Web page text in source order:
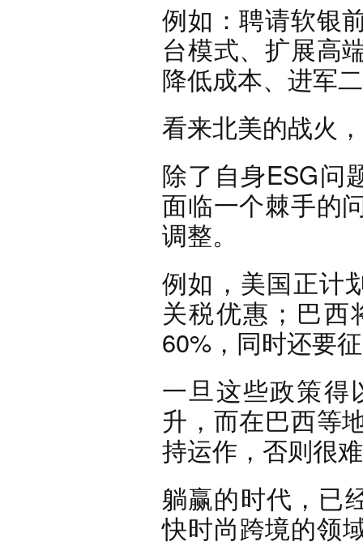
例如：聘请软银
台模式、扩展高
降低成本、进军
看来北美的战火
除了自身ESG问
面临一个棘手的
调整。
例如，美国正计
关税优惠；巴西
60%，同时还要
一旦这些政策得
升，而在巴西等
持运作，否则很
躺赢的时代，已
快时尚跨境的领